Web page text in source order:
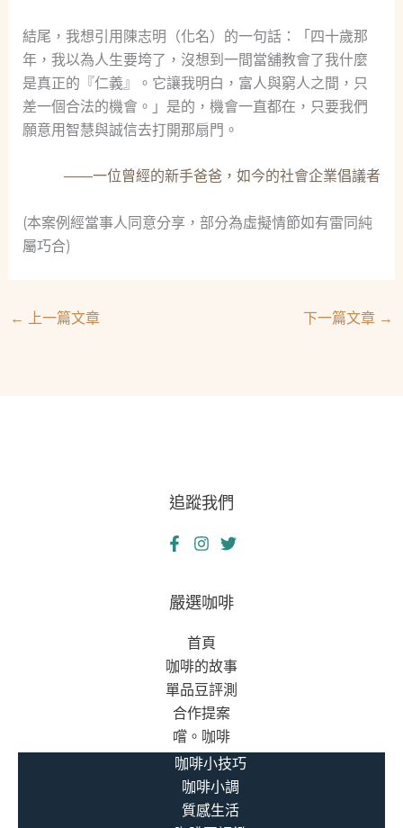
結尾，我想引用陳志明（化名）的一句話：「四十歲那
年，我以為人生要垮了，沒想到一間當舖教會了我什麼
是真正的『仁義』。它讓我明白，富人與窮人之間，只
差一個合法的機會。」是的，機會一直都在，只要我們
願意用智慧與誠信去打開那扇門。
——一位曾經的新手爸爸，如今的社會企業倡議者
(本案例經當事人同意分享，部分為虛擬情節如有雷同純
屬巧合)
← 上一篇文章 下一篇文章 →
追蹤我們
嚴選咖啡
首頁
咖啡的故事
單品豆評測
合作提案
嚐。咖啡
咖啡小技巧
咖啡小調
質感生活